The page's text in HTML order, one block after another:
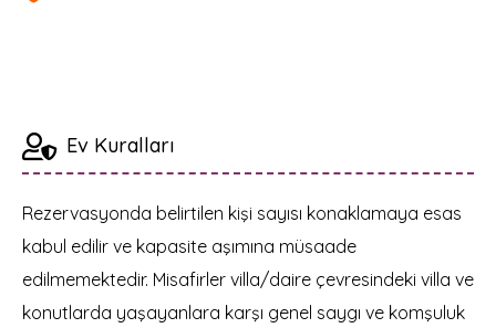
Ev Kuralları
Rezervasyonda belirtilen kişi sayısı konaklamaya esas
kabul edilir ve kapasite aşımına müsaade
edilmemektedir. Misafirler villa/daire çevresindeki villa ve
konutlarda yaşayanlara karşı genel saygı ve komşuluk